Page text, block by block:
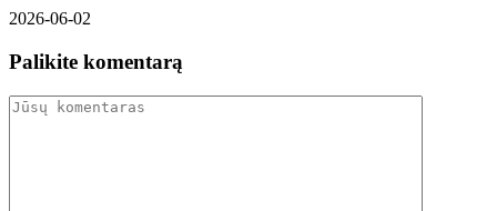
2026-06-02
Palikite komentarą